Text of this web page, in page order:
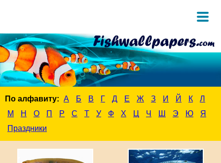
По алфавиту: А Б В Г Д Е Ж З И Й К
Л
М
Н О П Р С Т У Ф Х Ц Ч Ш Э Ю
Я
Праздники